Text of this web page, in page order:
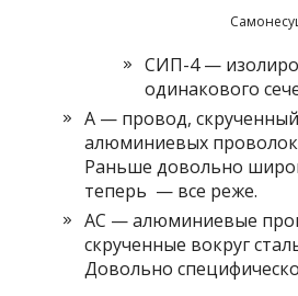
СИП-4 —
одинакового
А — провод,
алюминиевых проволок
Раньше довольно
теперь — все реже.
АС — алюминиевые
скрученные вокруг
Довольно